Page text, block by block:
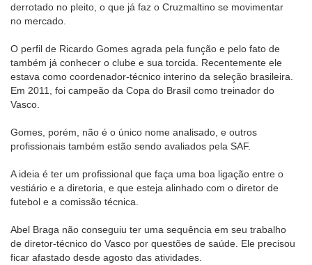
derrotado no pleito, o que já faz o Cruzmaltino se movimentar
no mercado.
O perfil de Ricardo Gomes agrada pela função e pelo fato de
também já conhecer o clube e sua torcida. Recentemente ele
estava como coordenador-técnico interino da seleção brasileira.
Em 2011, foi campeão da Copa do Brasil como treinador do
Vasco.
Gomes, porém, não é o único nome analisado, e outros
profissionais também estão sendo avaliados pela SAF.
A ideia é ter um profissional que faça uma boa ligação entre o
vestiário e a diretoria, e que esteja alinhado com o diretor de
futebol e a comissão técnica.
Abel Braga não conseguiu ter uma sequência em seu trabalho
de diretor-técnico do Vasco por questões de saúde. Ele precisou
ficar afastado desde agosto das atividades.